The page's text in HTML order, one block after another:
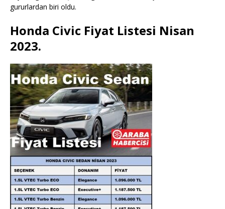
gururlardan biri oldu.
Honda Civic Fiyat Listesi Nisan
2023.